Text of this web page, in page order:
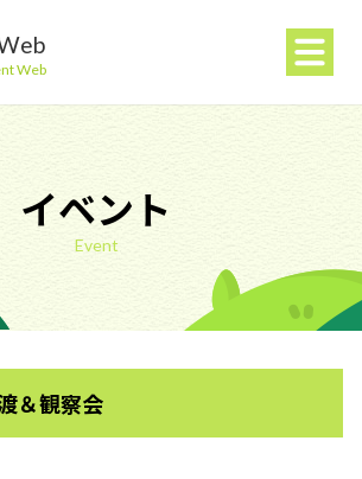
Web
ぐ
る
イベント
Event
＆観察会